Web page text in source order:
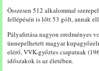
Összesen 512 alkalommal
fellépésén is lőtt 53 gólt, annak
Pályafutása nagyon eredményes
ünnepelhetett magyar
elérő, VVK-győztes csapatnak
időszakok is az életében.